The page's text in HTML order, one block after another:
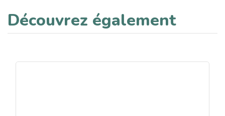
Découvrez également